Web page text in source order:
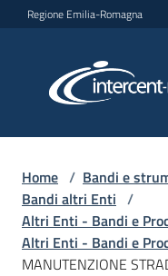
Vai al contenuto
Vai alla navigazione
Vai al footer
Regione Emilia-Romagna
per
L'Agenzia
Home / Bandi e
Bandi altri Enti /
Altri Enti - Bandi e
Altri Enti - Bandi e
MANUTENZIONE